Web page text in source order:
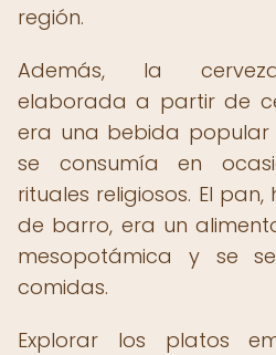
región.
Además, la
elaborada a partir de
era una bebida
se consumía en
rituales religiosos. El
de barro, era un
mesopotámica y se
comidas.
Explorar los platos